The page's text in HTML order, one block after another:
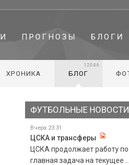
ПРОГНОЗЫ БЛОГИ
ХРОНИКА БЛОГ
12046
ФУТБОЛЬНЫЕ НОВОСТИ
Вчера 23:31
ЦСКА и трансферы
ЦСКА продолжает работу
главная задача на текущее ...